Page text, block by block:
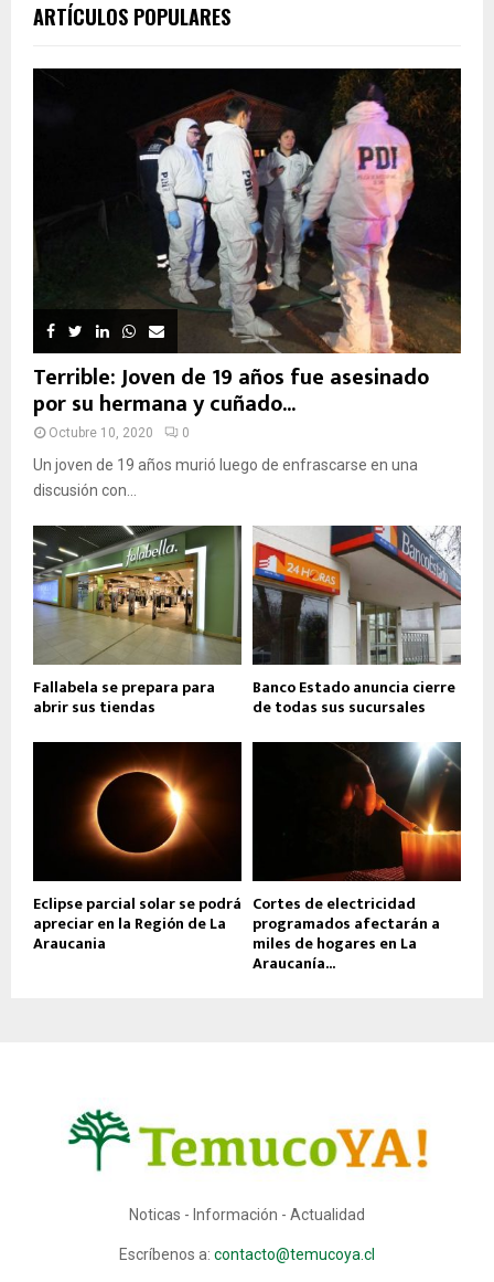
ARTÍCULOS POPULARES
Terrible: Joven de 19 años fue asesinado
por su hermana y cuñado...
Octubre 10, 2020 0
Un joven de 19 años murió luego de enfrascarse en una
discusión con...
Fallabela se prepara para
abrir sus tiendas
Banco Estado anuncia cierre
de todas sus sucursales
Eclipse parcial solar se podrá
apreciar en la Región de La
Araucania
Cortes de electricidad
programados afectarán a
miles de hogares en La
Araucanía...
Noticas - Información - Actualidad
Escríbenos a: contacto@temucoya.cl